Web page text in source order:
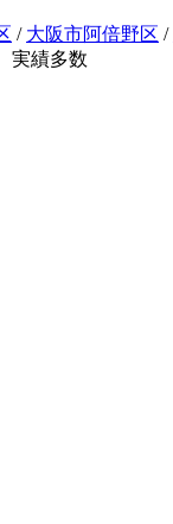
/ 大阪市阿倍野区 /
実績多数